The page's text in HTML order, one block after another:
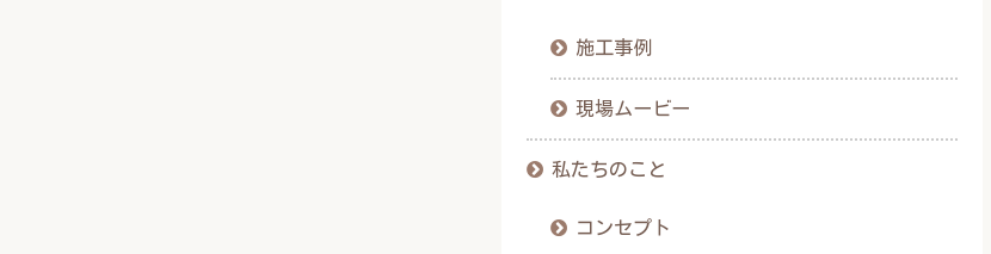
施工事例
現場ムービー
私たちのこと
コンセプト